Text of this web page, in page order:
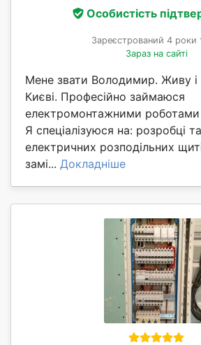
Особистість
Зареєстрований 4 роки
Зараз на сайті
Мене звати Володимир. Живу
Києві. Професійно займаюся
електромонтажними роботами
Я спеціалізуюся на: розробці
електричних розподільних
замі... Докладніше